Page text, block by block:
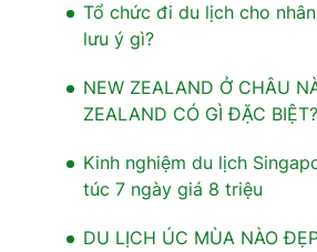
Tổ chức đi du lịch cho
lưu ý gì?
NEW ZEALAND Ở CHÂU
ZEALAND CÓ GÌ ĐẶC BIỆT?
Kinh nghiệm du lịch
túc 7 ngày giá 8 triệu
DU LỊCH ÚC MÙA NÀO